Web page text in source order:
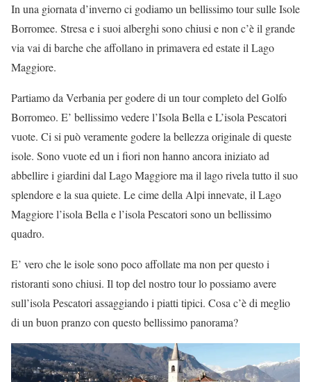
In una giornata d’inverno ci godiamo un bellissimo tour sulle Isole
Borromee. Stresa e i suoi alberghi sono chiusi e non c’è il grande
via vai di barche che affollano in primavera ed estate il Lago
Maggiore.
Partiamo da Verbania per godere di un tour completo del Golfo
Borromeo. E’ bellissimo vedere l’Isola Bella e L’isola Pescatori
vuote. Ci si può veramente godere la bellezza originale di queste
isole. Sono vuote ed un i fiori non hanno ancora iniziato ad
abbellire i giardini dal Lago Maggiore ma il lago rivela tutto il suo
splendore e la sua quiete. Le cime della Alpi innevate, il Lago
Maggiore l’isola Bella e l’isola Pescatori sono un bellissimo
quadro.
E’ vero che le isole sono poco affollate ma non per questo i
ristoranti sono chiusi. Il top del nostro tour lo possiamo avere
sull’isola Pescatori assaggiando i piatti tipici. Cosa c’è di meglio
di un buon pranzo con questo bellissimo panorama?